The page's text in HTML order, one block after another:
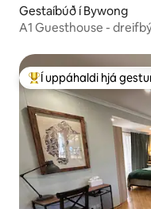
Gestaíbúð í Bywong
A1 Guesthouse -
Í mestu uppáhaldi hjá
Í uppáhaldi hjá